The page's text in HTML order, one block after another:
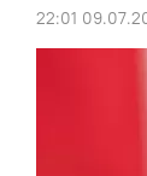
22:01